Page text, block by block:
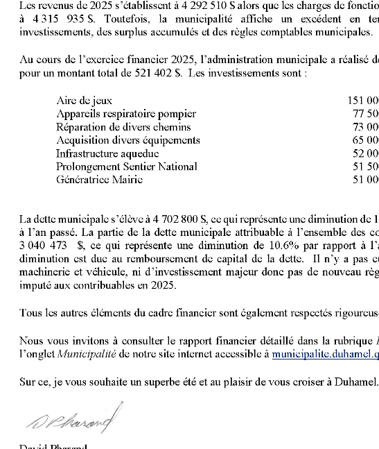
Avis public
TENUE D'UN REGISTRE
SUR LE RÈGLEMENT
TENUE DE REGISTRE DU
RÈGLEMENT D'EMPRUNT